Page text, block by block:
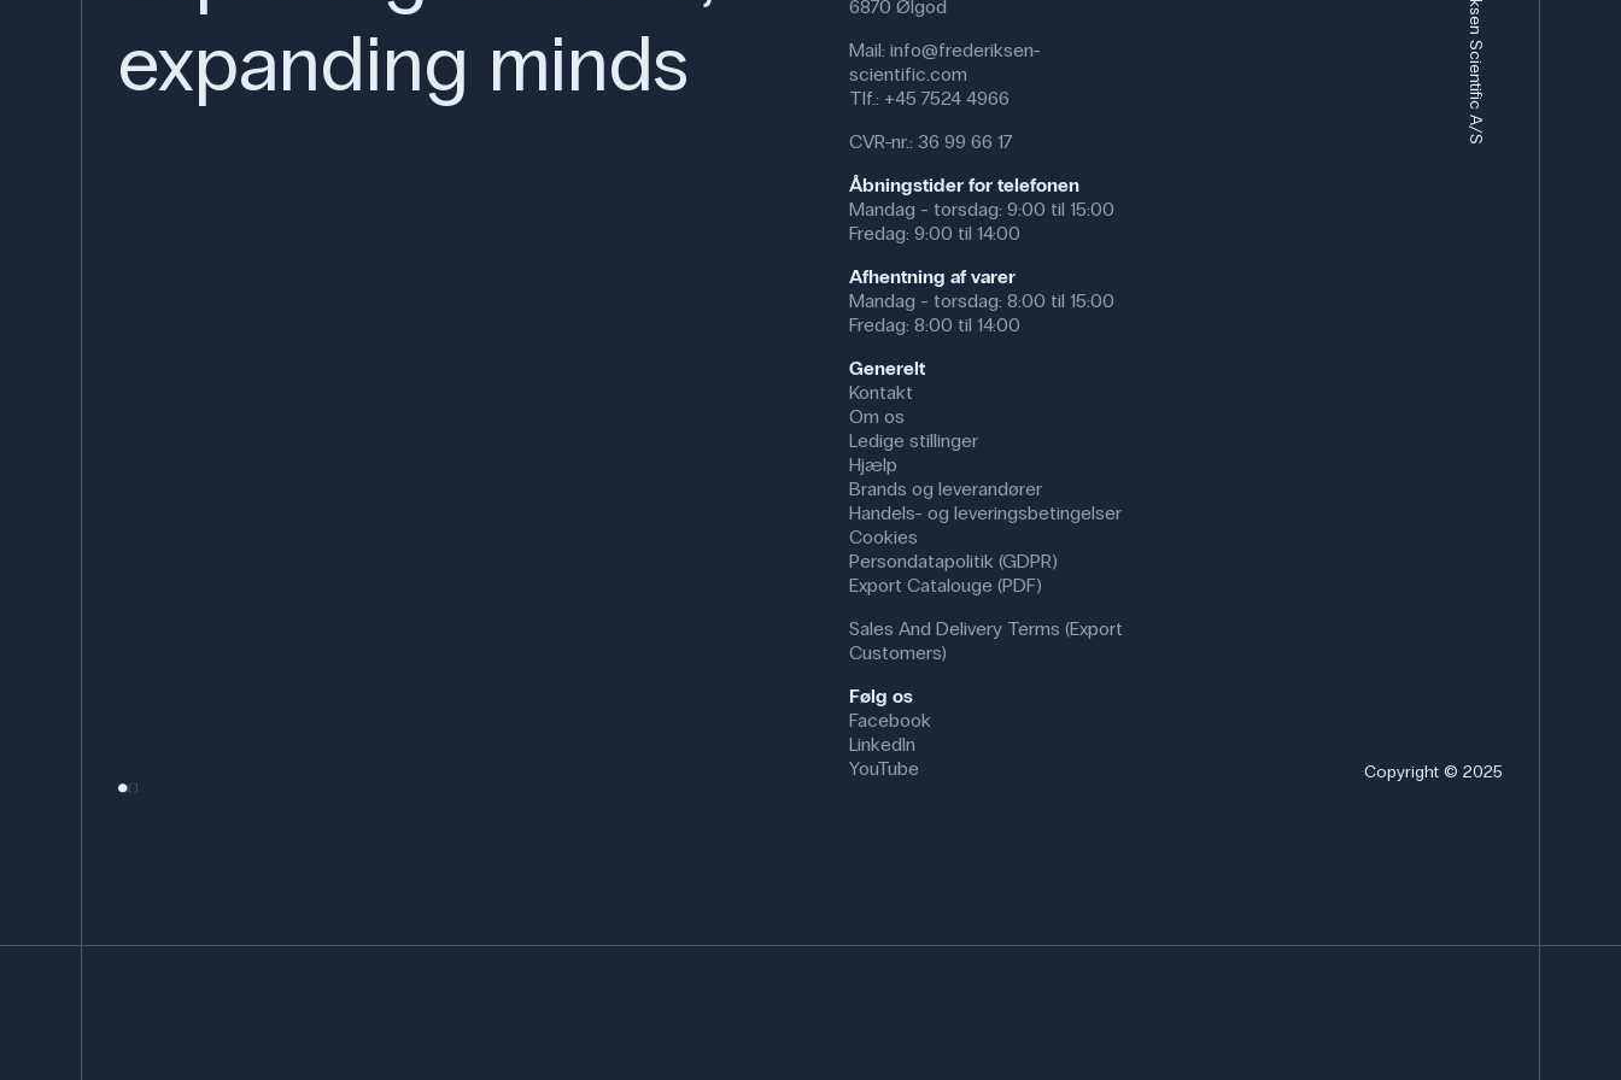
expanding minds
6870 Ølgod
Mail: info@frederiksen-
scientific.com
Tlf.: +45 7524 4966
CVR-nr.: 36 99 66 17
Åbningstider for telefonen
Mandag - torsdag: 9:00 til 15:00
Fredag: 9:00 til 14:00
Afhentning af varer
Mandag - torsdag: 8:00 til 15:00
Fredag: 8:00 til 14:00
Generelt
Kontakt
Om os
Ledige stillinger
Hjælp
Brands og leverandører
Handels- og leveringsbetingelser
Cookies
Persondatapolitik (GDPR)
Export Catalouge (PDF)
Sales And Delivery Terms (Export
Customers)
Følg os
Facebook
LinkedIn
YouTube
Frederiksen Scientific A/S
Copyright © 2025